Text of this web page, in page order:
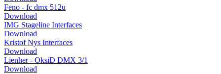
Feno - fc dmx 512u
Download
IMG Stageline Interfaces
Download
Kristof Nys Interfaces
Download
Lienher - OksiD DMX 3/1
Download